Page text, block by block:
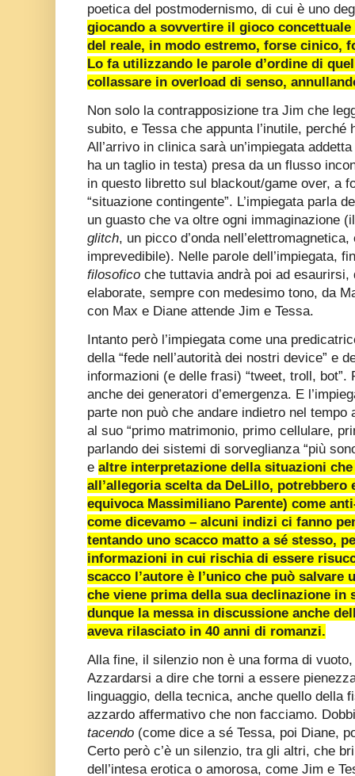
poetica del postmodernismo, di cui è uno
giocando a sovvertire il gioco
del reale, in modo estremo, forse cinico,
Lo fa utilizzando le parole d’ordine di
collassare in overload di senso,
Non solo la contrapposizione tra Jim che
subito, e Tessa che appunta l’inutile,
All’arrivo in clinica sarà un’impiegata
ha un taglio in testa) presa da un flusso
in questo libretto sul blackout/game over, a
“situazione contingente”. L’impiegata parla
un guasto che va oltre ogni immaginazione
glitch, un picco d’onda
imprevedibile). Nelle parole dell’impiegata,
filosofico che tuttavia andrà poi ad
elaborate, sempre con medesimo tono, da
con Max e Diane attende Jim e Tessa.
Intanto però l’impiegata come una
della “fede nell’autorità dei nostri device” e
informazioni (e delle frasi) “tweet, troll,
anche dei generatori d’emergenza. E
parte non può che andare indietro nel
al suo “primo matrimonio, primo cellulare,
parlando dei sistemi di sorveglianza “più
e altre interpretazione della situazioni
all’allegoria scelta da DeLillo, potrebbero
equivoca Massimiliano Parente) come
come dicevamo – alcuni indizi ci fanno
tentando uno scacco matto a sé stesso,
informazioni in cui rischia di essere
scacco l’autore è l’unico che può salvare
che viene prima della sua declinazione
dunque la messa in discussione anche
aveva rilasciato in 40 anni di romanzi.
Alla fine, il silenzio non è una forma di
Azzardarsi a dire che torni a essere
linguaggio, della tecnica, anche quello della
azzardo affermativo che non facciamo.
tacendo (come dice a sé Tessa, poi Diane,
Certo però c’è un silenzio, tra gli altri, che
dell’intesa erotica o amorosa, come Jim e